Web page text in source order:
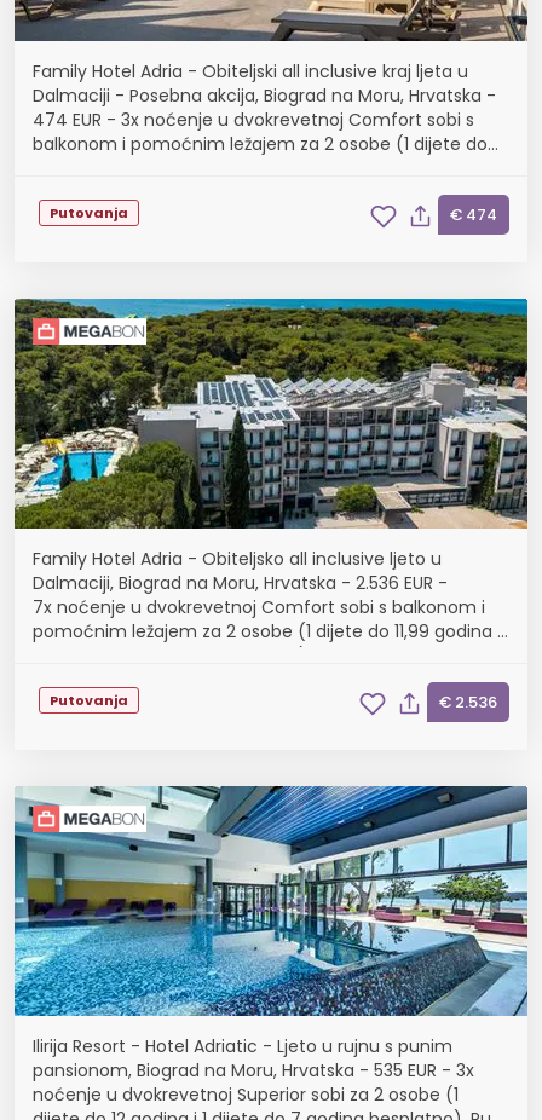
Family Hotel Adria - Obiteljski all inclusive kraj ljeta u
Dalmaciji - Posebna akcija, Biograd na Moru, Hrvatska -
474 EUR - 3x noćenje u dvokrevetnoj Comfort sobi s
balkonom i pomoćnim ležajem za 2 osobe (1 dijete do
Putovanja € 474
Family Hotel Adria - Obiteljsko all inclusive ljeto u
Dalmaciji, Biograd na Moru, Hrvatska - 2.536 EUR -
7x noćenje u dvokrevetnoj Comfort sobi s balkonom i
pomoćnim ležajem za 2 osobe (1 dijete do 11,99 godina i
Putovanja € 2.536
Ilirija Resort - Hotel Adriatic - Ljeto u rujnu s punim
pansionom, Biograd na Moru, Hrvatska - 535 EUR - 3x
noćenje u dvokrevetnoj Superior sobi za 2 osobe (1